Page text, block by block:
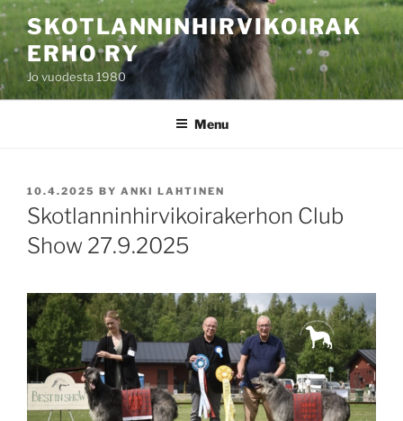
Skip
to
content
SKOTLANNINHIRVIKOIRAK
ERHO RY
Jo vuodesta 1980
Menu
POSTED
ON
10.4.2025 BY ANKI LAHTINEN
Skotlanninhirvikoirakerhon Club
Show 27.9.2025